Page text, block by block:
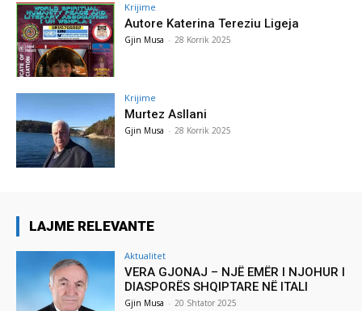
Krijime
Autore Katerina Tereziu Ligeja
Gjin Musa - 28 Korrik 2025
Krijime
Murtez Asllani
Gjin Musa - 28 Korrik 2025
LAJME RELEVANTE
Aktualitet
VERA GJONAJ – NJË EMËR I NJOHUR I
DIASPORËS SHQIPTARE NË ITALI
Gjin Musa - 20 Shtator 2025